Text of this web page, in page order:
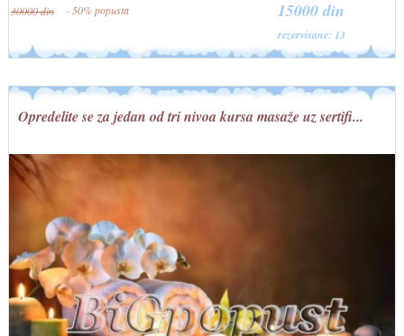
15000 din
rezervisane: 13
30000 din · 50% popusta
Opredelite se za jedan od tri nivoa kursa masaže uz sertifi...